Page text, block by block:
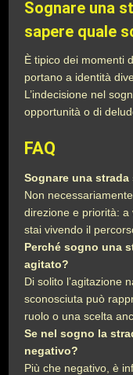
Sognare una
sapere quale
È tipico dei momenti
portano a identità
L’indecisione nel
opportunità o di
FAQ
Sognare una
Non
direzione e priorità: a
stai vivendo il
Perché sogno una
agitato?
Di solito l’agitazione
sconosciuta può
ruolo o una scelta
Se nel sogno la
negativo?
Più che negativo, è